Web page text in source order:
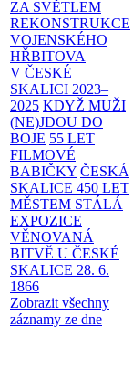
ZA SVĚTLEM
REKONSTRUKCE
VOJENSKÉHO
HŘBITOVA
V ČESKÉ
SKALICI 2023–
2025 KDYŽ MUŽI
(NE)JDOU DO
BOJE 55 LET
FILMOVÉ
BABIČKY ČESKÁ
SKALICE 450 LET
MĚSTEM STÁLÁ
EXPOZICE
VĚNOVANÁ
BITVĚ U ČESKÉ
SKALICE 28. 6.
1866
Zobrazit všechny
záznamy ze dne